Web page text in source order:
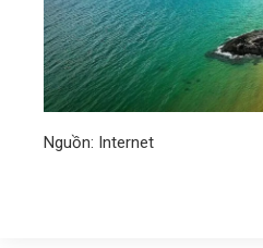
Nguồn: Internet